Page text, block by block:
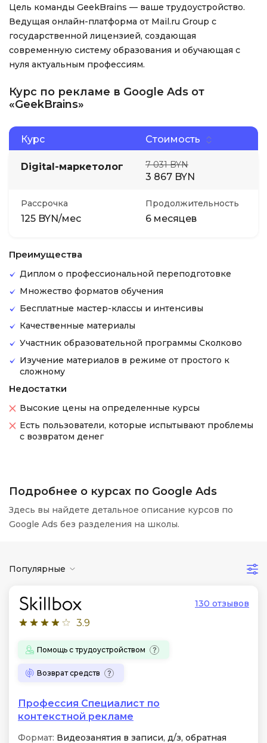
Цель команды GeekBrains — ваше трудоустройство.
Ведущая онлайн-платформа от Mail.ru Group с
государственной лицензией, создающая
современную систему образования и обучающая с
нуля актуальным профессиям.
Курс по рекламе в Google Ads от
«GeekBrains»
Курс Стоимость
Digital-маркетолог 7 031 BYN
3 867 BYN
Рассрочка
125 BYN/мес
Продолжительность
6 месяцев
Преимущества
Диплом о профессиональной переподготовке
Множество форматов обучения
Бесплатные мастер-классы и интенсивы
Качественные материалы
Участник образовательной программы Сколково
Изучение материалов в режиме от простого к
сложному
Недостатки
Высокие цены на определенные курсы
Есть пользователи, которые испытывают проблемы
с возвратом денег
Подробнее о курсах по Google Ads
Здесь вы найдете детальное описание курсов по
Google Ads без разделения на школы.
Популярные
3.9
130 отзывов
Помощь с трудоустройством
Возврат средств
Профессия Специалист по
контекстной рекламе
Формат: Видеозанятия в записи, д/з, обратная